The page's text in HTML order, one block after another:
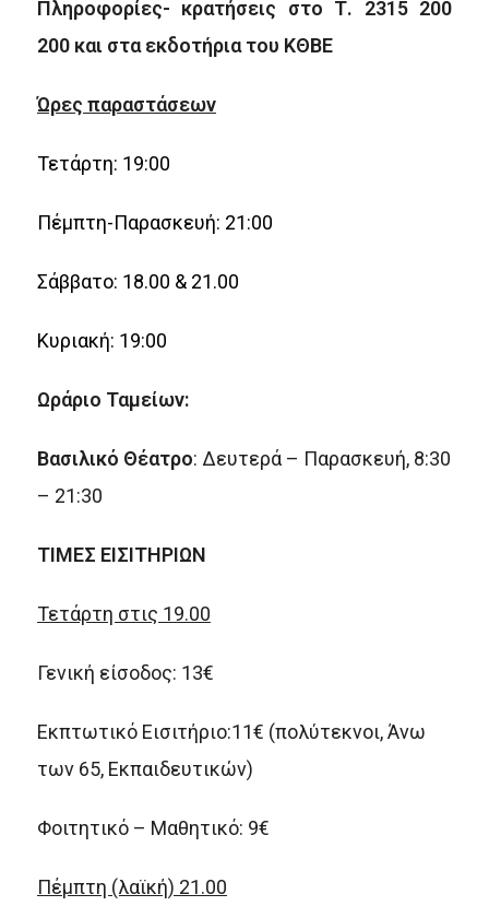
Πληροφορίες- κρατήσεις στο Τ. 2315 200
200 και στα εκδοτήρια του ΚΘΒΕ
Ώρες παραστάσεων
Τετάρτη: 19:00
Πέμπτη-Παρασκευή: 21:00
Σάββατο: 18.00 & 21.00
Κυριακή: 19:00
Ωράριο Ταμείων:
Βασιλικό Θέατρο: Δευτερά – Παρασκευή, 8:30
– 21:30
ΤΙΜΕΣ ΕΙΣΙΤΗΡΙΩΝ
Τετάρτη στις 19.00
Γενική είσοδος: 13€
Εκπτωτικό Εισιτήριο:11€ (πολύτεκνοι, Άνω
των 65, Εκπαιδευτικών)
Φοιτητικό – Μαθητικό: 9€
Πέμπτη (λαϊκή) 21.00